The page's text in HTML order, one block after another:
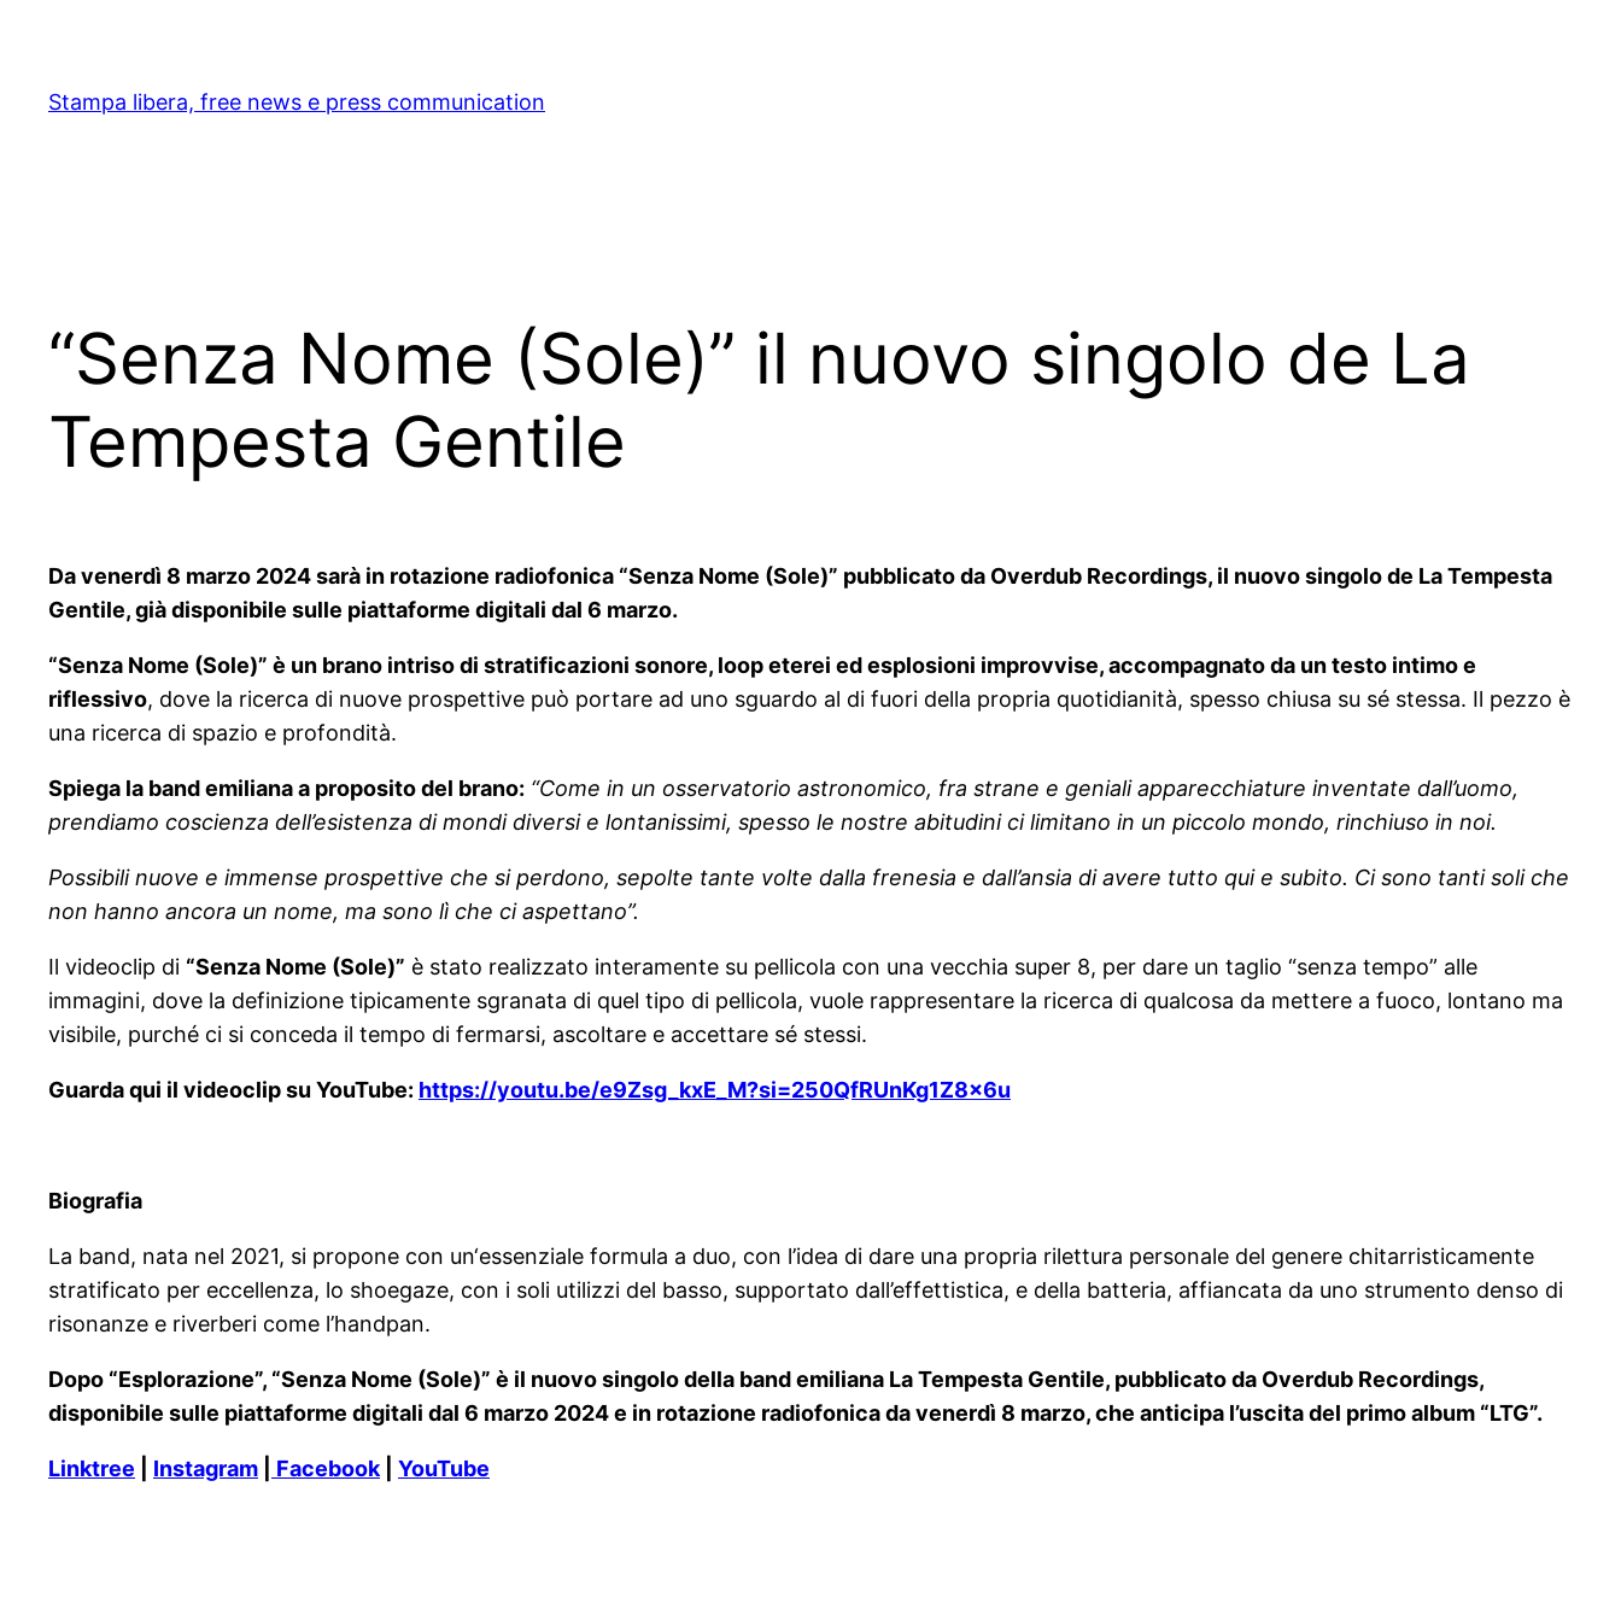
content
Stampa libera, free news e press communication
“Senza Nome (Sole)” il nuovo singolo de La
Tempesta Gentile
Da venerdì 8 marzo 2024 sarà in rotazione radiofonica “Senza Nome (Sole)” pubblicato da Overdub Recordings, il nuovo singolo de La Tempesta
Gentile, già disponibile sulle piattaforme digitali dal 6 marzo.
“Senza Nome (Sole)” è un brano intriso di stratificazioni sonore, loop eterei ed esplosioni improvvise, accompagnato da un testo intimo e
riflessivo, dove la ricerca di nuove prospettive può portare ad uno sguardo al di fuori della propria quotidianità, spesso chiusa su sé stessa. Il pezzo è
una ricerca di spazio e profondità.
Spiega la band emiliana a proposito del brano: “Come in un osservatorio astronomico, fra strane e geniali apparecchiature inventate dall’uomo,
prendiamo coscienza dell’esistenza di mondi diversi e lontanissimi, spesso le nostre abitudini ci limitano in un piccolo mondo, rinchiuso in noi.
Possibili nuove e immense prospettive che si perdono, sepolte tante volte dalla frenesia e dall’ansia di avere tutto qui e subito. Ci sono tanti soli che
non hanno ancora un nome, ma sono lì che ci aspettano”.
Il videoclip di “Senza Nome (Sole)” è stato realizzato interamente su pellicola con una vecchia super 8, per dare un taglio “senza tempo” alle
immagini, dove la definizione tipicamente sgranata di quel tipo di pellicola, vuole rappresentare la ricerca di qualcosa da mettere a fuoco, lontano ma
visibile, purché ci si conceda il tempo di fermarsi, ascoltare e accettare sé stessi.
Guarda qui il videoclip su YouTube: https://youtu.be/e9Zsg_kxE_M?si=250QfRUnKg1Z8x6u
Biografia
La band, nata nel 2021, si propone con un‘essenziale formula a duo, con l’idea di dare una propria rilettura personale del genere chitarristicamente
stratificato per eccellenza, lo shoegaze, con i soli utilizzi del basso, supportato dall’effettistica, e della batteria, affiancata da uno strumento denso di
risonanze e riverberi come l’handpan.
Dopo “Esplorazione”, “Senza Nome (Sole)” è il nuovo singolo della band emiliana La Tempesta Gentile, pubblicato da Overdub Recordings,
disponibile sulle piattaforme digitali dal 6 marzo 2024 e in rotazione radiofonica da venerdì 8 marzo, che anticipa l’uscita del primo album “LTG”.
Linktree Instagram Facebook| YouTube